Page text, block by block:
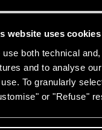
website uses cookies
use both technical
and to analyse
To granularly
or "Refuse"
phẩm khác thuộc